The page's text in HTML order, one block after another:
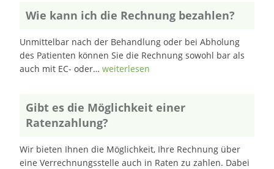
Wie kann ich die Rechnung bezahlen?
Unmittelbar nach der Behandlung oder bei Abholung
des Patienten können Sie die Rechnung sowohl bar als
auch mit EC- oder…weiterlesen
Gibt es die Möglichkeit einer
Ratenzahlung?
Wir bieten Ihnen die Möglichkeit, Ihre Rechnung über
eine Verrechnungsstelle auch in Raten zu zahlen. Dabei